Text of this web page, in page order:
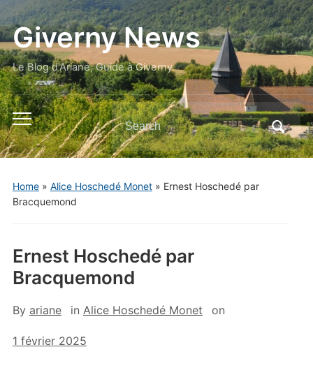
Giverny News
Le Blog d'Ariane, Guide à Giverny
Toggle
mobile
menu
Search
for:
Home» Alice Hoschedé Monet» Ernest Hoschedé par
Bracquemond
Ernest Hoschedé par
Bracquemond
By ariane in Alice Hoschedé Monet on
1 février 2025